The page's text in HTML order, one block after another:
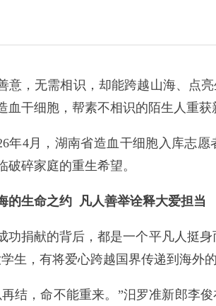
意，无需相识，却能跨越山海、点
血干细胞，帮素不相识的陌生人重
年4月，湖南省造血干细胞入库志
破碎家庭的重生希望。
的生命之约 凡人善举诠释大爱担当
功捐献的背后，都是一个平凡人挺
生，有将爱心跨越国界传递到海外
再结，命不能重来。”汨罗准新郎李